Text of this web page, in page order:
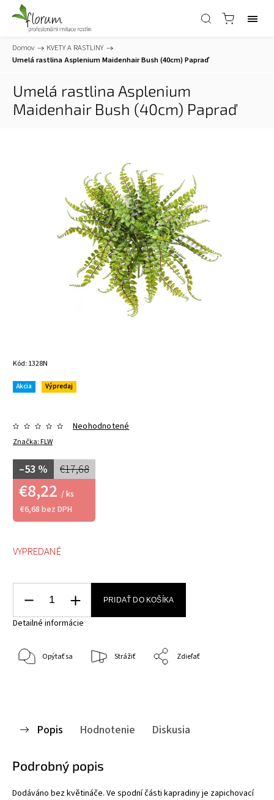
Domov / KVETY A RASTLINY /
Umelá rastlina Asplenium Maidenhair Bush (40cm)Papraď
Umelá rastlina Asplenium
Maidenhair Bush (40cm) Papraď
Kód: 1328N
Akcia Výpredaj
Značka:FLW
Neohodnotené
€17,68
–53 %
€8,22 / ks
€6,68 bez DPH
VYPREDANÉ
PRIDAŤ DO KOŠÍKA
Detailné informácie
Opýtať sa Strážiť Zdieľať
Popis Hodnotenie Diskusia
Podrobný popis
Dodáváno bez květináče. Ve spodní části kapradiny je zapichovací